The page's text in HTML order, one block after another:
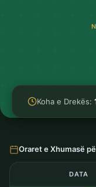
Koha e Drekës:
Oraret e Xhumasë
DATA